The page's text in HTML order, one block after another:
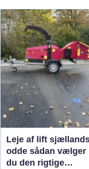
opdages forurening i
forbindelse med
anlægsarbejde.
Jordrensning handler
om at fjerne eller
reducere skadelige
stoffer ...
Leje af lift
odde sådan vælger
du den rigtige